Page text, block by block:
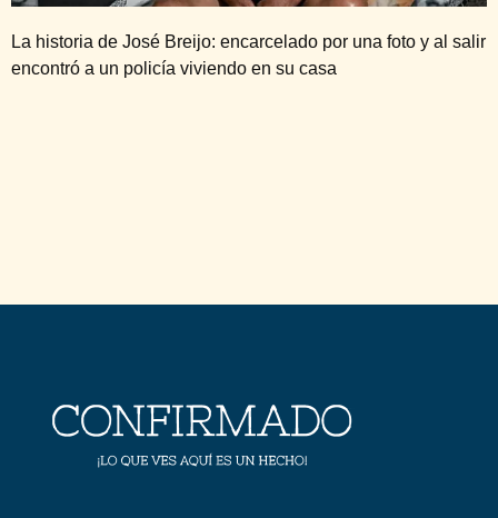
La historia de José Breijo: encarcelado por una foto y al salir
encontró a un policía viviendo en su casa